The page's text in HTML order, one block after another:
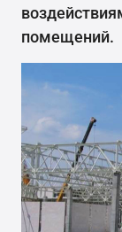
помещений.